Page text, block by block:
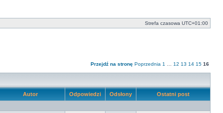
Strefa czasowa UTC+01:00
Przejdź na stronę Poprzednia 1 12 13 14 15 16
Autor Odpowiedzi Odsłony Ostatni post